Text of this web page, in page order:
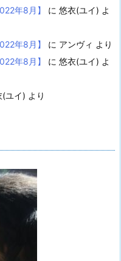
年8月】
に 悠衣(ユイ) よ
年8月】
に アンヴィ より
年8月】
に 悠衣(ユイ) よ
(ユイ) より